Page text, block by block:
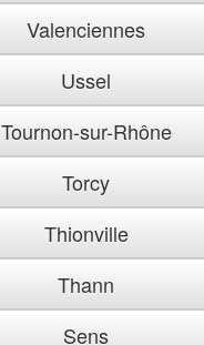
Valenciennes
Ussel
Tournon-sur-Rhône
Torcy
Thionville
Thann
Sens